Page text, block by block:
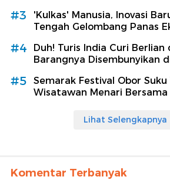
#3
'Kulkas' Manusia, Inovasi
Tengah Gelombang Panas
#4
Duh! Turis India Curi Berlian
Barangnya Disembunyikan
#5
Semarak Festival Obor
Wisatawan Menari Bersama
Lihat Selengkapnya
Komentar Terbanyak